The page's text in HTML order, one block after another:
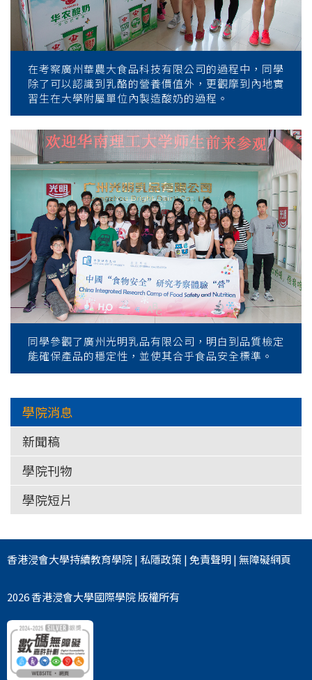
在考察廣州華農大食品科技有限公司的過程中，同學
除了可以認識到乳酪的營養價值外，更觀摩到內地實
習生在大學附屬單位內製造酸奶的過程。
同學參觀了廣州光明乳品有限公司，明白到品質檢定
能確保產品的穩定性，並使其合乎食品安全標準。
學院消息
新聞稿
學院刊物
學院短片
香港浸會大學持續教育學院| 私隱政策|免責聲明|無障礙網頁
2026 香港浸會大學國際學院 版權所有